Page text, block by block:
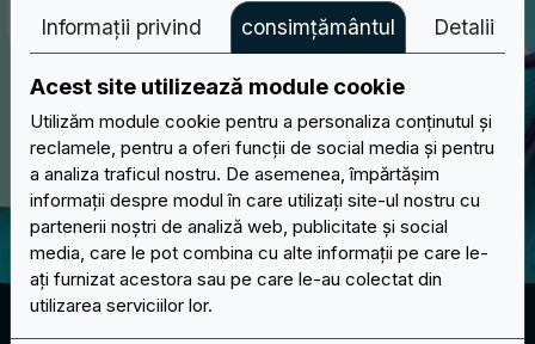
Coasere
Informații privind consimțământul Detalii
Acest site utilizează module cookie
Utilizăm module cookie pentru a personaliza conținutul și
reclamele, pentru a oferi funcții de social media și pentru
a analiza traficul nostru. De asemenea, împărtășim
informații despre modul în care utilizați site-ul nostru cu
partenerii noștri de analiză web, publicitate și social
media, care le pot combina cu alte informații pe care le-
ați furnizat acestora sau pe care le-au colectat din
utilizarea serviciilor lor.